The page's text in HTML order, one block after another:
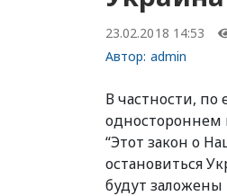
23.02.2018 14:53
Автор: admin
В частности,
одностороннем
“Этот закон о
остановиться
будут заложены